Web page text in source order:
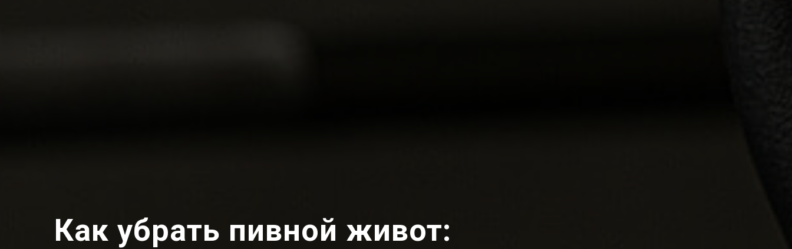
Как убрать пивной живот: